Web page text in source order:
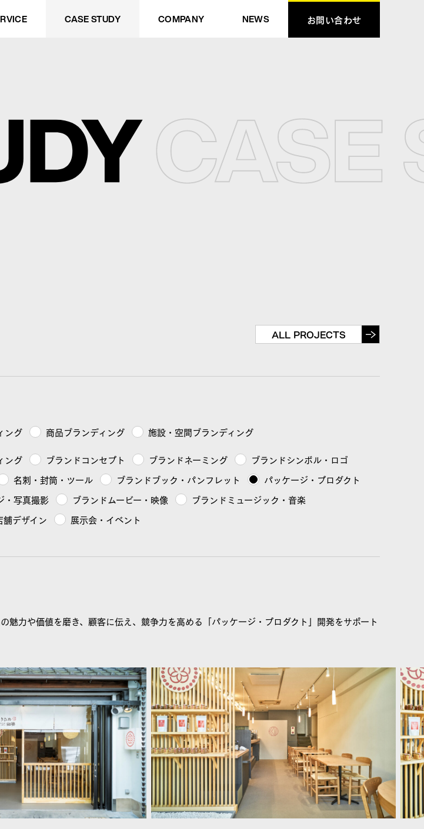
CASE STUDY COMPANY NEWS お問い合わせ
ALL PROJECTS
ング 商品ブランディング 施設・空間ブランディング
ング ブランドコンセプト ブランドネーミング
ブランドシンボル・ロゴ
名刺・封筒・ツール ブランドブック・パンフレット
パッケージ・プロダクト
・写真撮影 ブランドムービー・映像
ブランドミュージック・音楽
舗デザイン 展示会・イベント
力や価値を磨き、顧客に伝え、競争力を高める「パッケージ・プロダクト」開発をサポート